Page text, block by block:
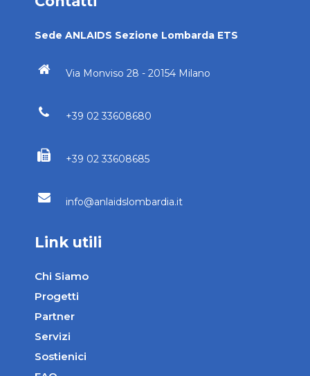
Contatti
Sede ANLAIDS Sezione Lombarda ETS
Via Monviso 28 - 20154 Milano
+39 02 33608680
+39 02 33608685
Link utili